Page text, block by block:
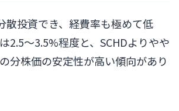
散投資でき、経費率も極めて低
2.5〜3.5%程度と、SCHDよりやや
分株価の安定性が高い傾向があり